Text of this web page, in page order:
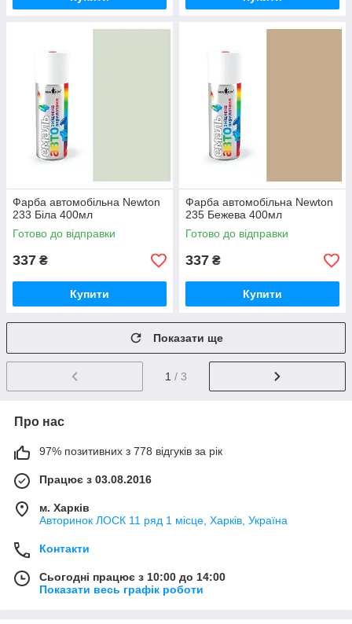
Фарба автомобільна Newton
233 Біла 400мл
Готово до відправки
337 ₴
Купити
Фарба автомобільна Newton
235 Бежева 400мл
Готово до відправки
337 ₴
Купити
Показати ще
1 / 3
Про нас
97% позитивних з 778 відгуків за рік
Працює з 03.08.2016
м. Харків
Авторинок ЛОСК 11 ряд 1 місце, Харків, Україна
Контакти
Сьогодні працює з 10:00 до 14:00
Показати весь графік роботи